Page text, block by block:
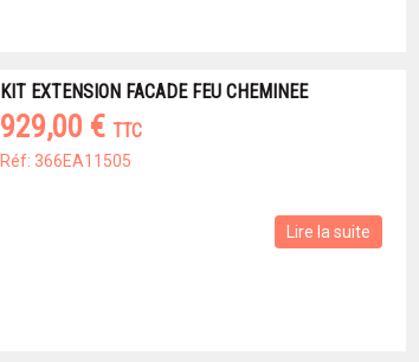
KIT EXTENSION FACADE FEU CHEMINEE
929,00 € TTC
Réf: 366EA11505
Lire la suite